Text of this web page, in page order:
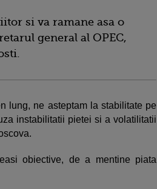
si va ramane asa o
general al OPEC,
lung, ne asteptam la stabilitate pe
instabilitatii pietei si a volatilitatii
obiective, de a mentine piata